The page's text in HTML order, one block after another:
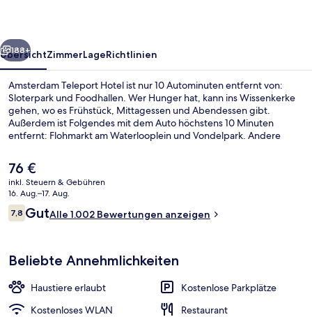
Weiter
188+
ÜbersichtZimmerLageRichtlinien
Amsterdam Teleport Hotel ist nur 10 Autominuten entfernt von:
Sloterpark und Foodhallen. Wer Hunger hat, kann ins Wissenkerke
gehen, wo es Frühstück, Mittagessen und Abendessen gibt.
Außerdem ist Folgendes mit dem Auto höchstens 10 Minuten
entfernt: Flohmarkt am Waterlooplein und Vondelpark. Andere
berichten. Die öffentlichen Verkehrsmittel sind nur einen kurzen
Fußmarsch entfernt: Zur Haltestelle Sloterdijk sind es 8 Minuten und
zur Haltestelle Burgemeester Fockstraat 9 Minuten.
Der
aktuelle
Preis
beträgt
76 €.
76 €
inkl. Steuern & Gebühren
16. Aug.–17. Aug.
Bewertungen
7,87,8 von 10.
GutAlle 1.002 Bewertungen anzeigen
Beliebte Annehmlichkeiten
Haustiere erlaubt
Kostenlose Parkplätze
Kostenloses WLAN
Restaurant